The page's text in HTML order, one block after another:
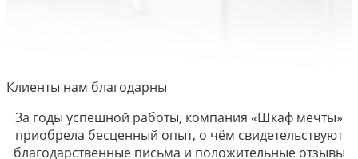
Клиенты нам благодарны
За годы успешной работы, компания «Шкаф мечты»
приобрела бесценный опыт, о чём свидетельствуют
благодарственные письма и положительные отзывы